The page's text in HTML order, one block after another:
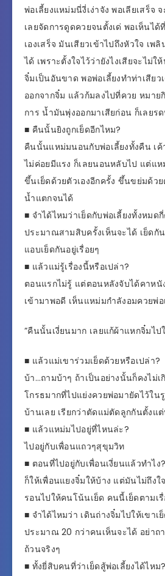
พ่อเลี้ยงแหม่มนี่งี่เง่าจัง พอเลียเสร็จ
เลยจัดการดูดควยจนตั้งเด่ พอเห็นไ
เองเสร็จ มันเสียวเข้าไปถึงหัวใจ เ
ได้ เพราะตั้งใจไว้ว่ายังไงเสียจะไม่ใ
จิ๋มเป็นอันขาด พอพ่อเลี้ยงทำท่าเสียว
ออกจากจิ๋ม แล้วก้มลงไปที่ควย หมา
การ นํ้ามันพุ่งออกมาเสียก่อน ก็เลยร
■ คืนนั้นยิงถูกเย็ดอีกไหม?
คืนนั้นแหม่มนอนกับพ่อเลี้ยงทั้งคืน เ
ไม่ค่อยมีแรง ก็เลยนอนหลับไป แต่แห
ขึ้นเย็ดด้วยตัวเองอีกครั้ง ขึ้นขย่มด้วย
นํ้าแตกจนได้
■ จำได้ไหมว่าเย็ดกับพ่อเลี้ยงทั้งหมด
ประมาณสามสิบครั้งเห็นจะได้ เย็ดกั
แอบเย็ดกันอยู่เรื่อยๆ
■ แล้วแม่รู้เรื่องนี้หรือเปล่า?
ตอนแรกไม่รู้ แต่ตอนหลังจับได้คาหนั
เข้ามาพอดี เห็นแหม่มกำลังอมควยพ่อ
”คืนนั้นเงี่ยนมาก เลยแก้ผ้าแหกจิ๋มไป
■ แล้วแม่เขาร่วมเย็ดด้วยหรือเปล่า?
บ้า…ถามบ้าๆ ถ้าเป็นอย่างนั้นก็คงไม่
โกรธมากที่ไปแย่งควยพ่อมายัดไว้ใน
บ้านเลย เรียกว่าตัดแม่ตัดลูกกันตั้งแ
■ แล้วแหม่มไปอยู่ที่ไหนล่ะ?
ไปอยู่กับเพื่อนแถวๆสุขุมวิท
■ ตอนที่ไปอยู่กับเพื่อนเงี่ยนแล้วทำไง?
ก็ให้เพื่อนแยงจิ๋มให้บ้าง แต่มันไม่ถึงใ
รอนไปให้คนโน้นเย็ด คนนี้เย็ดตามเรื่
■ จำได้ไหมว่า เดินถ่างจิ๋มไปให้เขา
ประมาณ 20 กว่าคนเห็นจะได้ อย่าถ
ถ้วนจริงๆ
■ ทั้งยี่สิบคนที่ว่าเย็ดสู้พ่อเลี้ยงได้ไหม?